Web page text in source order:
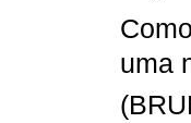
uma